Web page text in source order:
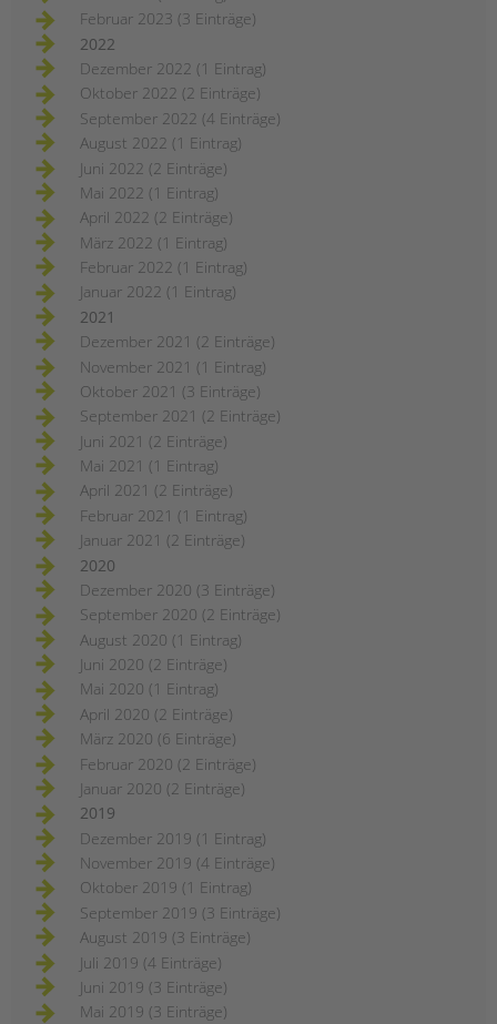
Februar 2023 (3 Einträge)
2022
Dezember 2022 (1 Eintrag)
Oktober 2022 (2 Einträge)
September 2022 (4 Einträge)
August 2022 (1 Eintrag)
Juni 2022 (2 Einträge)
Mai 2022 (1 Eintrag)
April 2022 (2 Einträge)
März 2022 (1 Eintrag)
Februar 2022 (1 Eintrag)
Januar 2022 (1 Eintrag)
2021
Dezember 2021 (2 Einträge)
November 2021 (1 Eintrag)
Oktober 2021 (3 Einträge)
September 2021 (2 Einträge)
Juni 2021 (2 Einträge)
Mai 2021 (1 Eintrag)
April 2021 (2 Einträge)
Februar 2021 (1 Eintrag)
Januar 2021 (2 Einträge)
2020
Dezember 2020 (3 Einträge)
September 2020 (2 Einträge)
August 2020 (1 Eintrag)
Juni 2020 (2 Einträge)
Mai 2020 (1 Eintrag)
April 2020 (2 Einträge)
März 2020 (6 Einträge)
Februar 2020 (2 Einträge)
Januar 2020 (2 Einträge)
2019
Dezember 2019 (1 Eintrag)
November 2019 (4 Einträge)
Oktober 2019 (1 Eintrag)
September 2019 (3 Einträge)
August 2019 (3 Einträge)
Juli 2019 (4 Einträge)
Juni 2019 (3 Einträge)
Mai 2019 (3 Einträge)